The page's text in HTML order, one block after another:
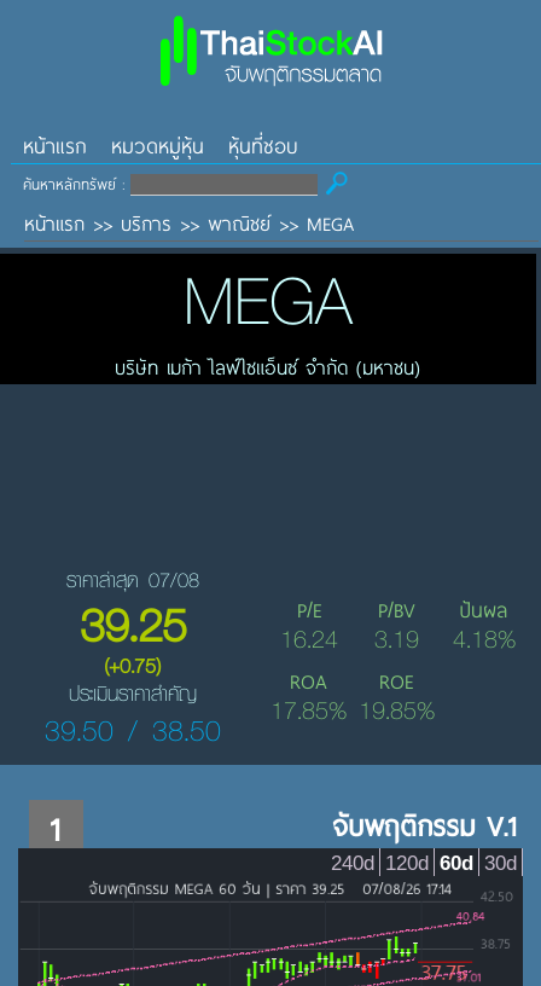
หน้าแรก หมวดหมู่หุ้น หุ้นที่ชอบ
ค้นหาหลักทรัพย์ :
หน้าแรก >> บริการ >> พาณิชย์>> MEGA
MEGA
บริษัท เมก้า ไลฟ์ไซแอ็นซ์ จำกัด (มหาชน)
ราคาล่าสุด 07/08
39.25
(+0.75)
ประเมินราคาสำคัญ
39.50 / 38.50
P/E
16.24
P/BV
3.19
ปันผล
4.18%
ROA
17.85%
ROE
19.85%
1 จับพฤติกรรม V.1
30d
60d
120d
240d